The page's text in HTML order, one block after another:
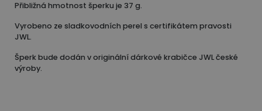
Přibližná hmotnost šperku je 37 g.
Vyrobeno ze sladkovodních perel s certifikátem pravosti
JWL.
Šperk bude dodán v originální dárkové krabičce JWL české
výroby.